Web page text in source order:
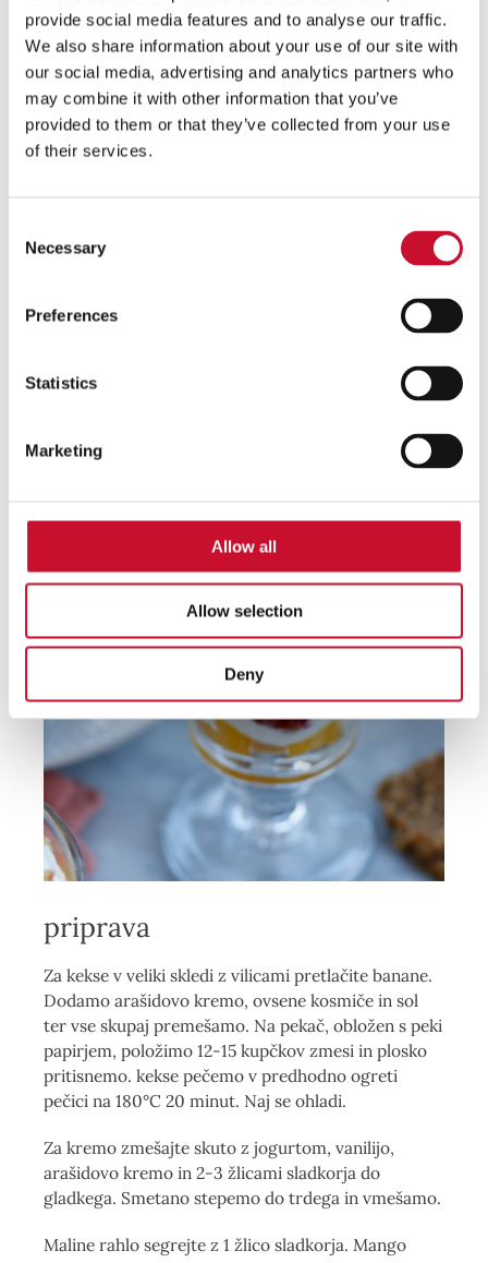
provide social media features and to analyse our traffic.
We also share information about your use of our site with
our social media, advertising and analytics partners who
may combine it with other information that you’ve
provided to them or that they’ve collected from your use
of their services.
Selection
Necessary
Preferences
Statistics
Marketing
Allow all
Allow selection
Deny
1 zrel mango
sok ½ limone
250 zamrznjenih malin
Za kekse:
2 zreli banani
priprava
Za kekse v veliki skledi z vilicami pretlačite banane.
Dodamo arašidovo kremo, ovsene kosmiče in sol
ter vse skupaj premešamo. Na pekač, obložen s peki
papirjem, položimo 12-15 kupčkov zmesi in plosko
pritisnemo. kekse pečemo v predhodno ogreti
pečici na 180°C 20 minut. Naj se ohladi.
Za kremo zmešajte skuto z jogurtom, vanilijo,
arašidovo kremo in 2-3 žlicami sladkorja do
gladkega. Smetano stepemo do trdega in vmešamo.
Maline rahlo segrejte z 1 žlico sladkorja. Mango